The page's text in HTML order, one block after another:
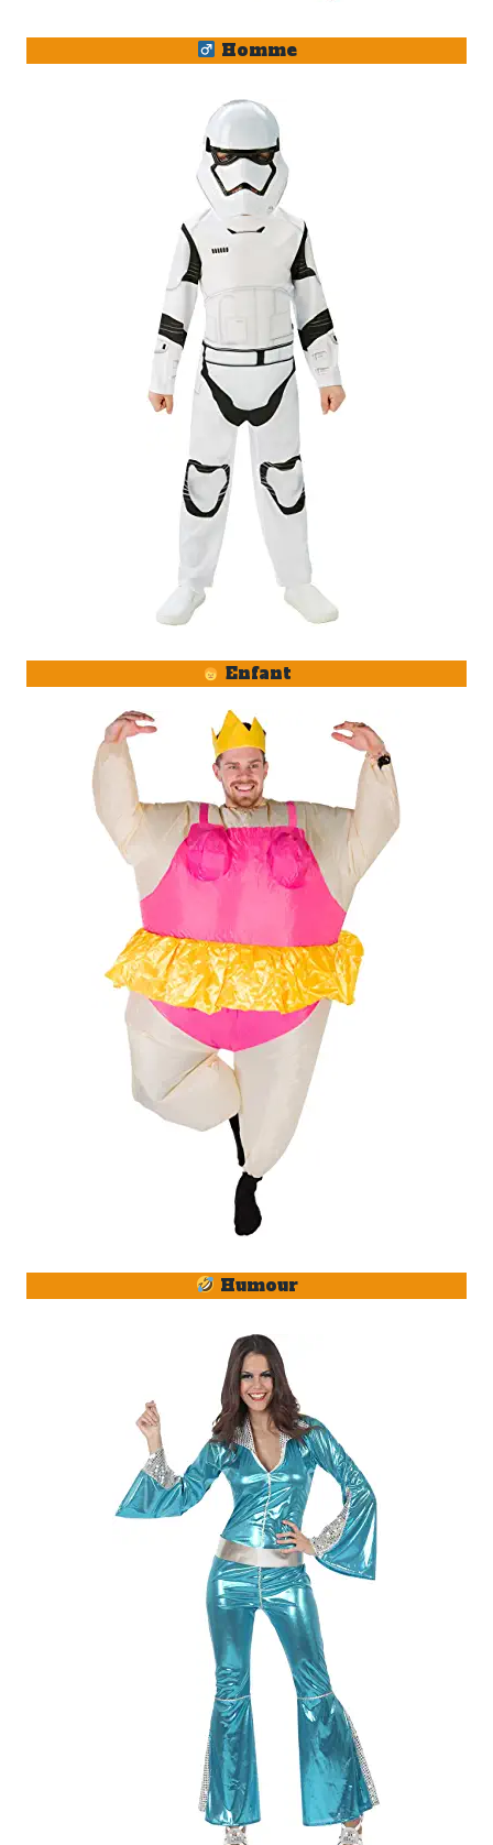
Homme
Enfant
Humour